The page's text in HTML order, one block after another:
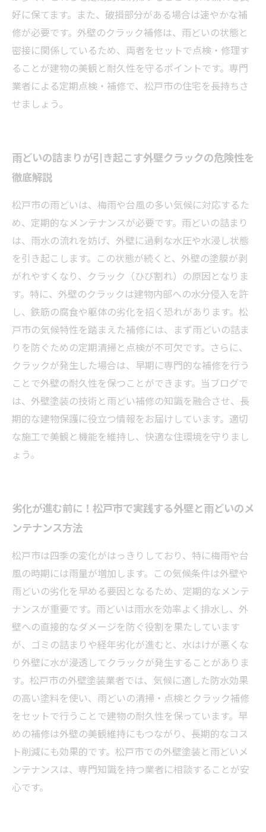
好に保てます。また、破損部分がある場合は速やかな補
修が必要です。外壁のクラック補修は、雨どいの状態と
密接に関係しているため、両者をセットで点検・修理す
ることが建物の美観と耐久性を守るポイントです。専門
業者による定期点検・補修で、松戸市の住宅を長持ちさ
せましょう。
雨どいの詰まりが引き起こす外壁クラックの危険性を
徹底解説
松戸市の雨どいは、梅雨や台風の多い気候に対応するた
め、定期的なメンテナンスが必要です。雨どいの詰まり
は、雨水の流れを妨げ、外壁に過剰な水圧や水浸し状態
を引き起こします。この状態が続くと、外壁の塗膜が剥
がれやすくなり、クラック（ひび割れ）の原因となりま
す。特に、外壁のクラックは建物内部への水分侵入を許
し、鉄筋の腐食や躯体の劣化を招く恐れがあります。松
戸市の気候特性を踏まえた補修には、まず雨どいの詰ま
りを防ぐための定期清掃と点検が不可欠です。さらに、
クラックが発生した場合は、早期に専門的な補修を行う
ことで外壁の耐久性を保つことができます。当ブログで
は、外壁塗装の技術と雨どい補修の知識を融合させ、長
期的な建物保護に役立つ情報をお届けしています。適切
な施工で美観と機能を維持し、快適な住環境を守りまし
ょう。
劣化が進む前に！松戸市で実践する外壁と雨どいのメ
ンテナンス方法
松戸市は四季の変化がはっきりしており、特に梅雨や台
風の時期には雨量が増加します。この気候条件は外壁や
雨どいの劣化を早める要因となるため、定期的なメンテ
ナンスが重要です。雨どいは雨水を効率よく排水し、外
壁への直接的なダメージを防ぐ役割を果たしています
が、ゴミの詰まりや経年劣化が進むと、水はけが悪くな
り外壁に水が浸透してクラックが発生することがありま
す。松戸市の外壁塗装業者では、気候に適した防水効果
の高い塗料を使い、雨どいの清掃・点検とクラック補修
をセットで行うことで建物の耐久性を保っています。早
めの補修は外壁の美観維持にもつながり、長期的なコス
ト削減にも効果的です。松戸市での外壁塗装と雨どいメ
ンテナンスは、専門知識を持つ業者に相談することが安
心です。